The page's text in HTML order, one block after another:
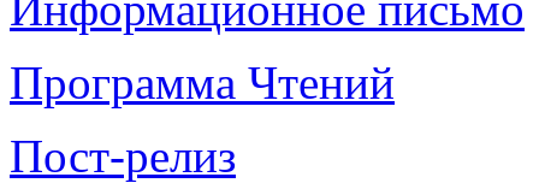
Программа Чтений
Пост-релиз